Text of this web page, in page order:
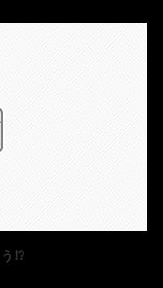
う⁉️